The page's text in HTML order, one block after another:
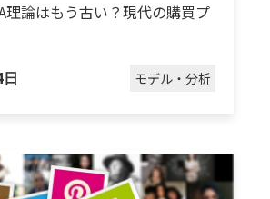
理論はもう古い？現代の購買プ
モデル・分析